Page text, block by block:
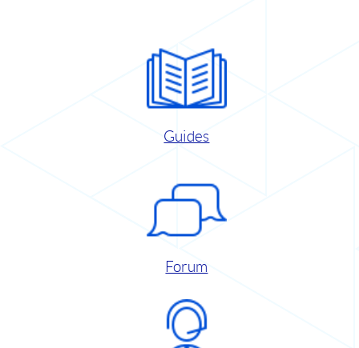
Guides
Forum